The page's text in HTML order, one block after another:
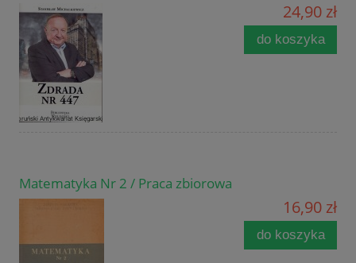
24,90 zł
do koszyka
Matematyka Nr 2 / Praca zbiorowa
16,90 zł
do koszyka